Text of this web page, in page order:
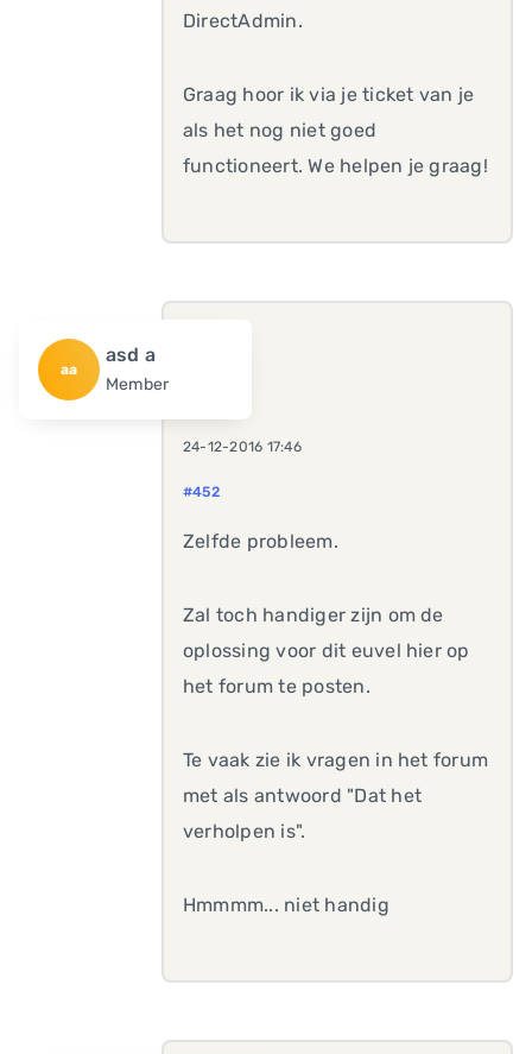
DirectAdmin.
Graag hoor ik via je ticket van je
als het nog niet goed
functioneert. We helpen je graag!
aa
asd a
Member
24-12-2016 17:46
#452
Zelfde probleem.
Zal toch handiger zijn om de
oplossing voor dit euvel hier op
het forum te posten.
Te vaak zie ik vragen in het forum
met als antwoord "Dat het
verholpen is".
Hmmmm... niet handig